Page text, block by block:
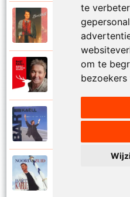
te
om te
bezoekers
Bart Kaell
Bart Kaell
Rudolf het
Bart Kaell